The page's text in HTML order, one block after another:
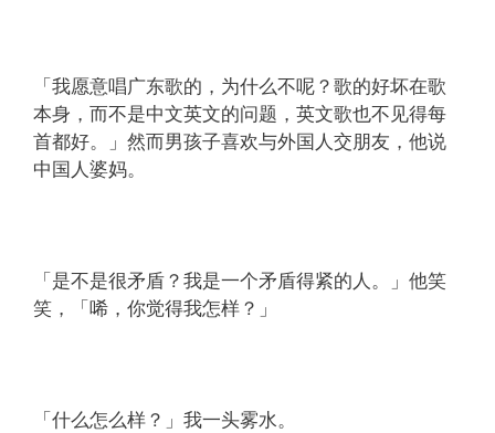
「我愿意唱广东歌的，为什么不呢？歌的好坏在歌
本身，而不是中文英文的问题，英文歌也不见得每
首都好。」然而男孩子喜欢与外国人交朋友，他说
中国人婆妈。
「是不是很矛盾？我是一个矛盾得紧的人。」他笑
笑，「唏，你觉得我怎样？」
「什么怎么样？」我一头雾水。